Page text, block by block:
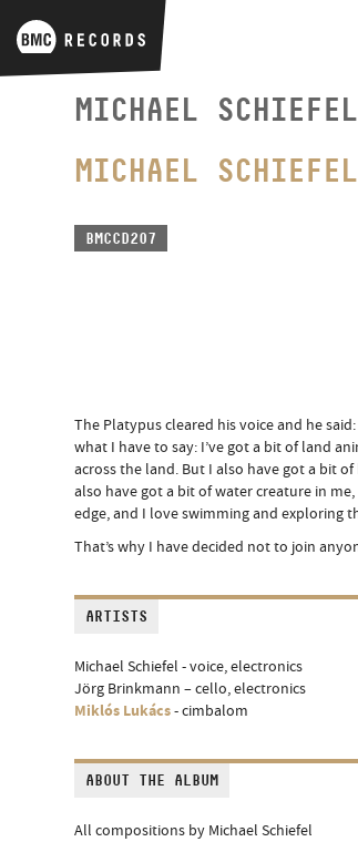
MICHAEL
MICHAEL
BMCCD207
The Platypus cleared his voice and he
what I have to say: I’ve got a bit of land
across the land. But I also have got a bit
also have got a bit of water creature in
edge, and I love swimming and exploring
That’s why I have decided not to join
ARTISTS
Michael Schiefel - voice, electronics
Jörg Brinkmann – cello, electronics
Miklós Lukács- cimbalom
ABOUT THE ALBUM
All compositions by Michael Schiefel